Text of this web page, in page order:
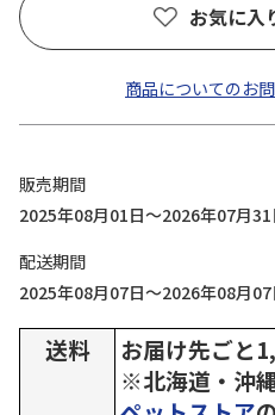
お気に入
商品についてのお
販売期間
2025年08月01日～2026年07月31
配送期間
2025年08月07日～2026年08月07
送料
お届け先ごと
※北海道・沖